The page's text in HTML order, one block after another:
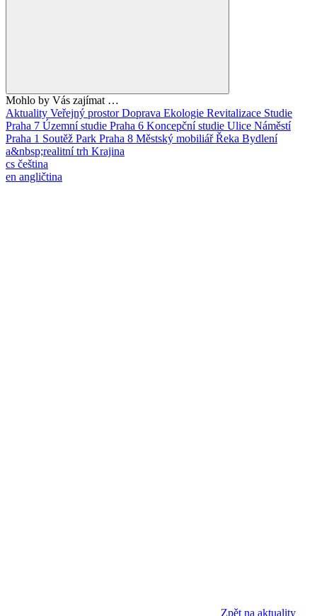
Mohlo by Vás zajímat …
Aktuality Veřejný prostorDoprava Ekologie Revitalizace Studie
Praha 7 Územní studie Praha 6 Koncepční studie Ulice Náměstí
Praha 1 Soutěž Park Praha 8 Městský mobiliářŘeka Bydlení
a&nbsp;realitní trh Krajina
cs čeština
en angličtina
Zpět na aktuality